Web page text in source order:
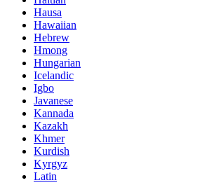
Hausa
Hawaiian
Hebrew
Hmong
Hungarian
Icelandic
Igbo
Javanese
Kannada
Kazakh
Khmer
Kurdish
Kyrgyz
Latin